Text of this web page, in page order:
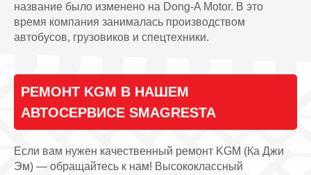
название было изменено на Dong-A Motor. В это
время компания занималась производством
автобусов, грузовиков и спецтехники.
РЕМОНТ KGM В НАШЕМ
АВТОСЕРВИСЕ SMAGRESTA
Если вам нужен качественный ремонт KGM (Ка Джи
Эм) — обращайтесь к нам! Высококлассный